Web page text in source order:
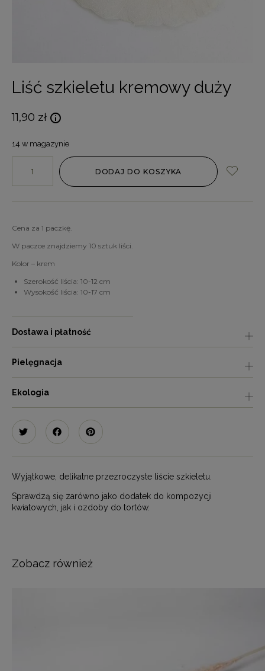
Liść szkieletu kremowy duży
11,90 zł
14 w magazynie
DODAJ DO KOSZYKA
Cena za 1 paczkę.
W paczce znajdziemy 10 sztuk liści.
Kolor – krem
Szerokość liścia: 10-12 cm
Wysokość liścia: 10-17 cm
Dostawa i płatność
Pielęgnacja
Ekologia
Wyjątkowe, delikatne przezroczyste liście szkieletu.
Sprawdzą się zarówno jako dodatek do kompozycji
kwiatowych, jak i ozdoby do tortów.
Zobacz również